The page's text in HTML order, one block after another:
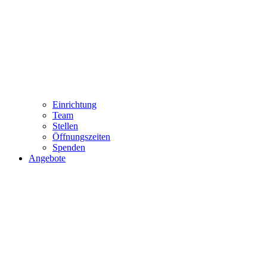
Einrichtung
Team
Stellen
Öffnungszeiten
Spenden
Angebote